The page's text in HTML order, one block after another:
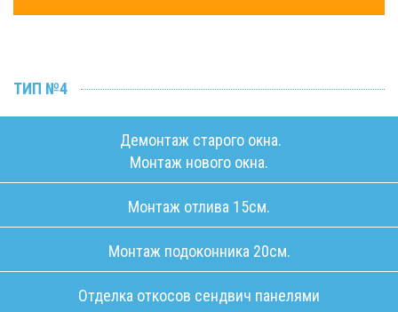
ТИП №4
Демонтаж старого окна.
Монтаж нового окна.
Монтаж отлива 15см.
Монтаж подоконника 20см.
Отделка откосов сендвич панелями